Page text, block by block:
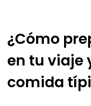
¿Cómo
en tu viaje
comida